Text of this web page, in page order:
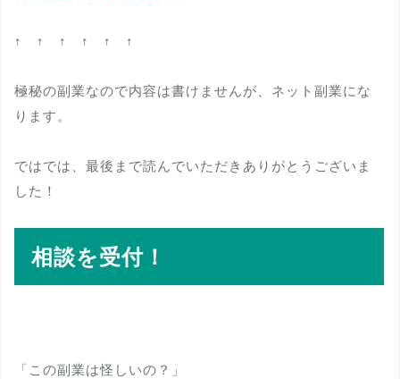
↑ ↑ ↑ ↑ ↑ ↑
極秘の副業なので内容は書けませんが、ネット副業にな
ります。
ではでは、最後まで読んでいただきありがとうございま
した！
相談を受付！
「この副業は怪しいの？」